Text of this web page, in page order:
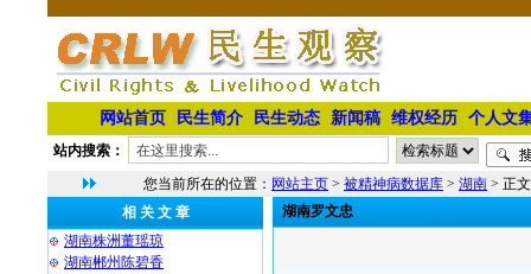
网站首页 民生简介 民生动态 新闻稿 维权经历 个人文
站内搜索：
您当前所在的位置： 网站主页 > 被精神病数据库 > 湖南 > 正文
相 关 文 章
湖南株洲董瑶琼
湖南郴州陈碧香
湖南罗文忠